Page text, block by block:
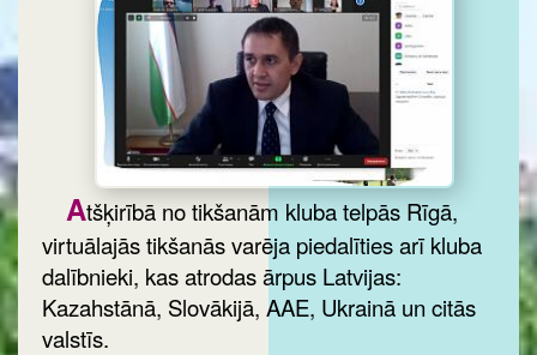
Atšķirībā no tikšanām kluba telpās Rīgā,
virtuālajās tikšanās varēja piedalīties arī kluba
dalībnieki, kas atrodas ārpus Latvijas:
Kazahstānā, Slovākijā, AAE, Ukrainā un citās
valstīs.